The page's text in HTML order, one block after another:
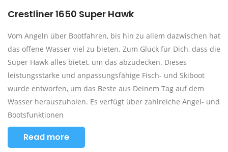
Crestliner 1650 Super Hawk
Vom Angeln über Bootfahren, bis hin zu allem dazwischen hat
das offene Wasser viel zu bieten. Zum Glück für Dich, dass die
Super Hawk alles bietet, um das abzudecken. Dieses
leistungsstarke und anpassungsfähige Fisch- und Skiboot
wurde entworfen, um das Beste aus Deinem Tag auf dem
Wasser herauszuholen. Es verfügt über zahlreiche Angel- und
Bootsfunktionen
Read more